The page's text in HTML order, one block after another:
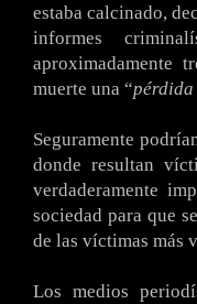
estaba calcinado,
informes
aproximadamente
muerte una “pérdida
Seguramente
donde resultan
verdaderamente
sociedad para que
de las víctimas más
Los medios